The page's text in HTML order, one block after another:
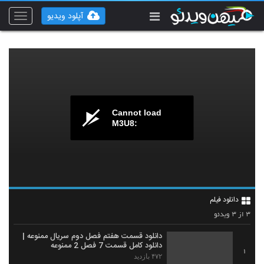
Toggle
آپلود ویدیو
Cannot load
M3U8:
دانلود فیلم
۳ از ۳ ویدئو
1
دانلود قسمت هفتم فصل دوم سریال ممنوعه |
دانلود کامل قسمت 7 فصل 2 ممنوعه
۴۷۲ بازدید